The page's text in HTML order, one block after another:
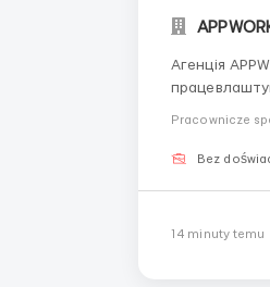
Агенція
працевлаштування
Pracownicze
Bez
14 minuty temu